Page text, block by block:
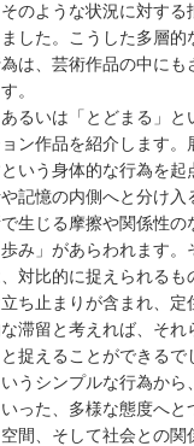
のような状況に対する
した。こうした多層的
は、芸術作品の中にも
。
るいは「とどまる」と
ン作品を紹介します。
いう身体的な行為を起
記憶の内側へと分け入
生じる摩擦や関係性の
み」があらわれます。
対比的に捉えられるも
ち止まりが含まれ、定
滞留と考えれば、それ
捉えることができるで
うシンプルな行為から
った、多様な態度へと
間、そして社会との関